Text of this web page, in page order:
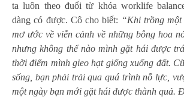
ta luôn theo đuổi từ khóa worklife
dàng có được. Cô cho biết: “Khi trồng
mơ ước về viễn cảnh về những bông hoa
nhưng không thể nào mình gặt hái được
thời điểm mình gieo hạt giống xuống đất.
sống, bạn phải trải qua quá trình nỗ lực,
một ngày bạn mới gặt hái được thành quả.